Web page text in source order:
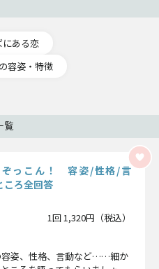
にある恋
容姿・特徴
覧
ぞっこん！ 容姿/性格/言
ろ全回答
1回 1,320円（税込）
容姿、性格、言動など……細か